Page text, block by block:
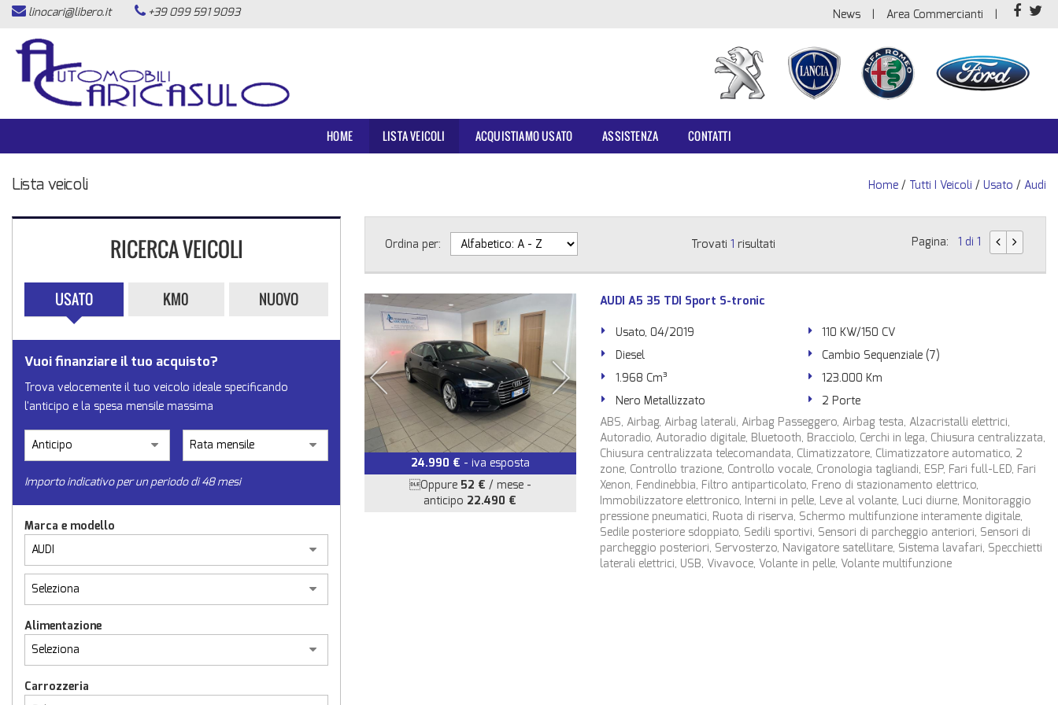
HOME
LISTA VEICOLI
AREA COMMERCIANTI
linocari@libero.it +39 099 591 9093 News Area Commercianti
HOME LISTA VEICOLI ACQUISTIAMO USATO ASSISTENZA CONTATTI
Lista veicoli Home / Tutti I Veicoli / Usato / Audi
RICERCA VEICOLI
USATO KM0 NUOVO
Vuoi finanziare il tuo acquisto?
Trova velocemente il tuo veicolo ideale specificando
l'anticipo e la spesa mensile massima
Importo indicativo per un periodo di 48 mesi
Marca e modello
Alimentazione
Carrozzeria
Ordina per: Trovati 1 risultati Pagina: 1 di 1
24.990 € - iva esposta
Oppure 52 € / mese-
anticipo 22.490 €
AUDI A5 35 TDI Sport S-tronic
Usato, 04/2019
110 KW/150 CV
Diesel
Cambio Sequenziale (7)
1.968 Cm³
123.000 Km
Nero Metallizzato
2 Porte
ABS, Airbag, Airbag laterali, Airbag Passeggero, Airbag testa, Alzacristalli elettrici,
Autoradio, Autoradio digitale, Bluetooth, Bracciolo, Cerchi in lega, Chiusura centralizzata,
Chiusura centralizzata telecomandata, Climatizzatore, Climatizzatore automatico, 2
zone, Controllo trazione, Controllo vocale, Cronologia tagliandi, ESP, Fari full-LED, Fari
Xenon, Fendinebbia, Filtro antiparticolato, Freno di stazionamento elettrico,
Immobilizzatore elettronico, Interni in pelle, Leve al volante, Luci diurne, Monitoraggio
pressione pneumatici, Ruota di riserva, Schermo multifunzione interamente digitale,
Sedile posteriore sdoppiato, Sedili sportivi, Sensori di parcheggio anteriori, Sensori di
parcheggio posteriori, Servosterzo, Navigatore satellitare, Sistema lavafari, Specchietti
laterali elettrici, USB, Vivavoce, Volante in pelle, Volante multifunzione